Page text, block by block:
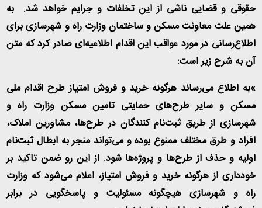
حقوقی و قضایی ناشی از این تخلفات و جرایم خواهد شد. به
همین علت معاونت مسکن و ساختمان وزارت راه و شهرسازی برای
اطلاع‌رسانی در مورد عواقب این اقدام اطلاعیه‌ای صادر کرد که متن
آن به شرح زیر است:
«به اطلاع می‌رساند هرگونه خرید و فروش امتیاز طرح اقدام ملی
مسکن و سایر طرح‌های حمایتی تامین مسکن وزارت راه و
شهرسازی از طریق ثبت‌نام کنندگان در طرح‌ها، مشاورین املاک،
افراد و طرق مختلف ممنوع بوده و می‌تواند منجر به ابطال ثبت‌نام
اولیه و حذف از طرح‌ها و پروژه‌ها شود. از این رو ضمن تاکید بر
خودداری از هرگونه خرید و فروش امتیاز، اعلام می‌شود که وزارت
راه و شهرسازی هیچگونه مسئولیت و پاسخگویی در برابر